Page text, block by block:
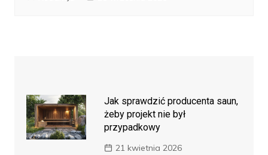
Jak sprawdzić producenta saun,
żeby projekt nie był
przypadkowy
21 kwietnia 2026